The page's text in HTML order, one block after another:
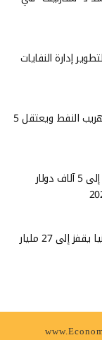
إدارة النفايات
الأمن الوطني يطيح بشبكات لتهريب النفط ويعتقل 5
بنك "UBS" يتوقع ارتفاع الذهب إلى 5 آلاف دولار
الفائض التجاري الصيني مع ألمانيا يقفز إلى 27 مليار